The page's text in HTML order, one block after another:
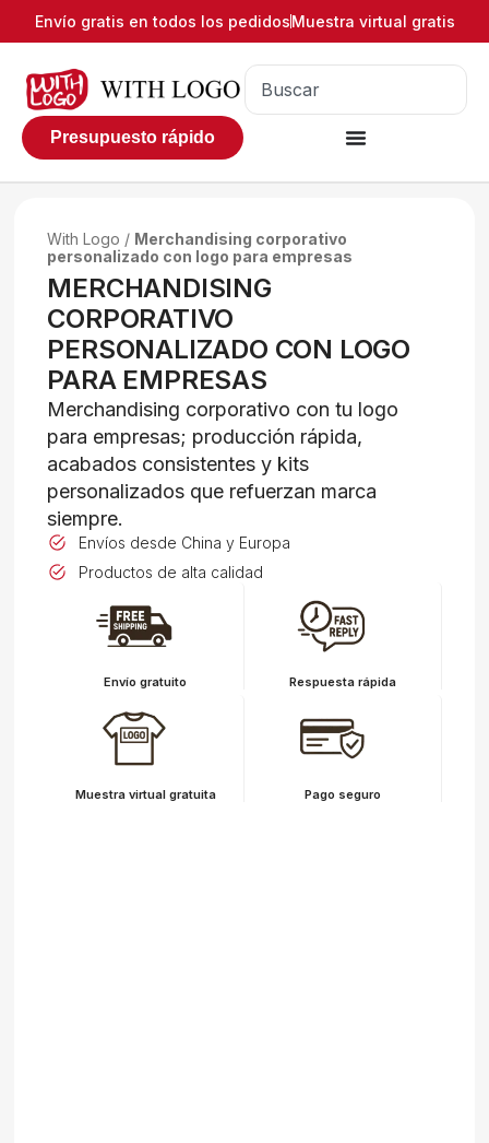
Envío gratis en todos los pedidosMuestra virtual gratis
Presupuesto rápido
With Logo / Merchandising corporativo
personalizado con logo para empresas
MERCHANDISING
CORPORATIVO
PERSONALIZADO CON LOGO
PARA EMPRESAS
Merchandising corporativo con tu logo
para empresas; producción rápida,
acabados consistentes y kits
personalizados que refuerzan marca
siempre.
Envíos desde China y Europa
Productos de alta calidad
Envío gratuito Respuesta rápida
Muestra virtual gratuita Pago seguro